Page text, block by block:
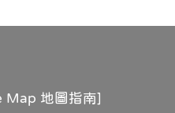
Map 地圖指南]